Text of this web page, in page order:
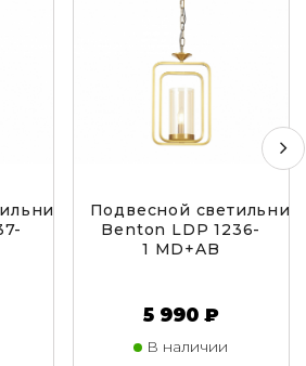
Lumina Deco
Подвесной
Benton LDP 1236-
1 MD+AB
5 990 ₽
В наличии